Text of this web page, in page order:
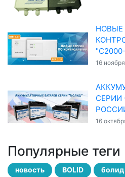
НОВЫЕ
16
СЕРИИ
16
Популярные теги
новость BOLID болид